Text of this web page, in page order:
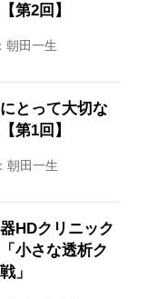
第2回】
朝田一生
とって大切な
第1回】
朝田一生
HDクリニック
小さな透析ク
」